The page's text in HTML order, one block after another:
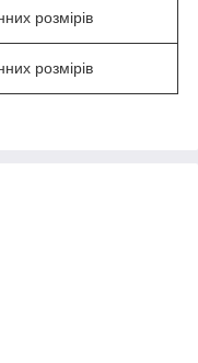
розмірів
розмірів